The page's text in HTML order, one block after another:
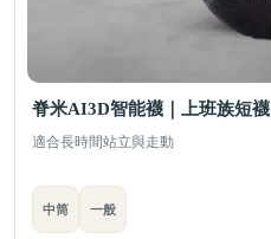
脊米AI3D智能襪｜上班族短襪
適合長時間站立與走動
中筒 一般